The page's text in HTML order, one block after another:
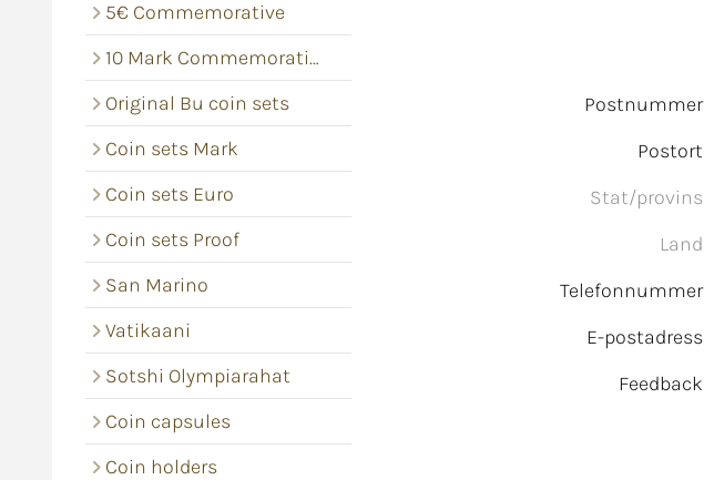
5€ Commemorative
10 Mark Commemorative coins
Original Bu coin sets
Coin sets Mark
Coin sets Euro
Coin sets Proof
San Marino
Vatikaani
Sotshi Olympiarahat
Coin capsules
Coin holders
Postnummer
Postort
Stat/provins
Land
Telefonnummer
E-postadress
Feedback